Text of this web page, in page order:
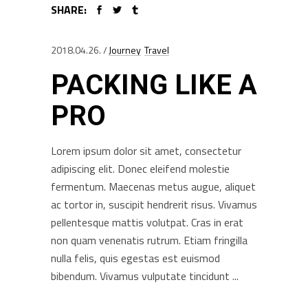
SHARE:
2018.04.26. Journey Travel
PACKING LIKE A
PRO
Lorem ipsum dolor sit amet, consectetur
adipiscing elit. Donec eleifend molestie
fermentum. Maecenas metus augue, aliquet
ac tortor in, suscipit hendrerit risus. Vivamus
pellentesque mattis volutpat. Cras in erat
non quam venenatis rutrum. Etiam fringilla
nulla felis, quis egestas est euismod
bibendum. Vivamus vulputate tincidunt